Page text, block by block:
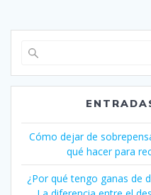
Cómo dejar de
qué hacer para
¿Por qué tengo ganas de